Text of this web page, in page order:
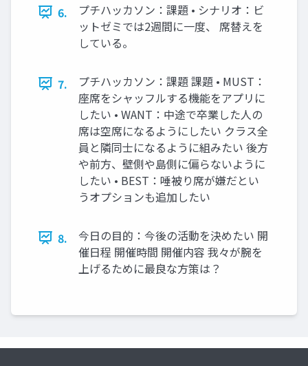
6.
プチハッカソン：課題 • シナリオ：ビ
ットゼミでは2週間に一度、 席替えを
している。
7.
プチハッカソン：課題 課題 • MUST：
座席をシャッフルする機能をアプリに
したい • WANT：中途で卒業した人の
席は空席になるようにしたい クラス全
員と隣同士になるように組みたい 後方
や前方、壁側や島側に偏らないように
したい • BEST：唾被り席が嫌だとい
うオプションも追加したい
8.
今日の目的：今後の活動を決めたい 開
催日程 開催時間 開催内容 我々が腕を
上げるために最良な方策は？